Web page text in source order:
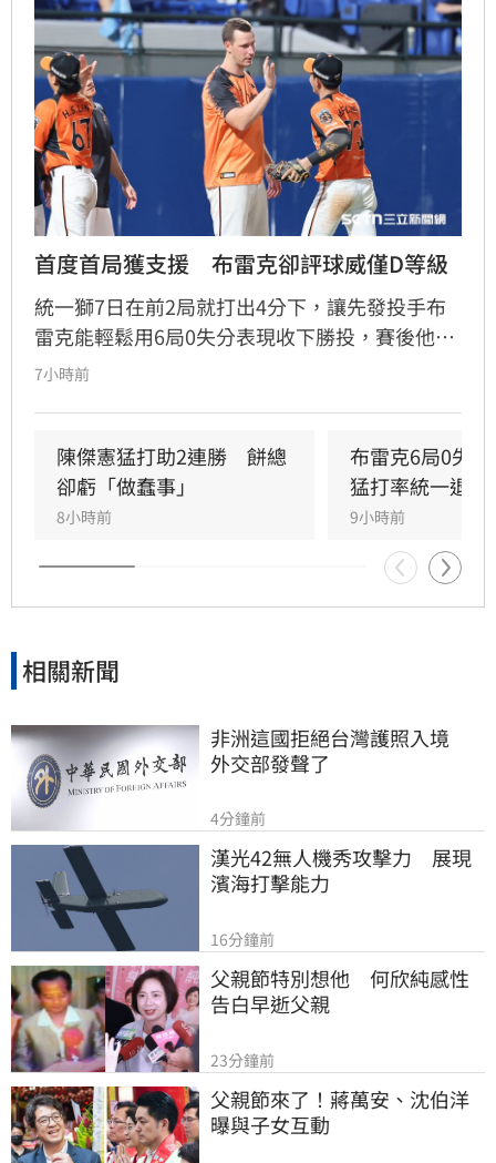
首度首局獲支援　布雷克卻評球威僅D等級
統一獅7日在前2局就打出4分下，讓先發投手布
雷克能輕鬆用6局0失分表現收下勝投，賽後他也
表示今晚投球特別輕鬆，但反而檢討自己的投球
7小時前
陳傑憲猛打助2連勝　餅總
卻虧「做蠢事」
8小時前
布雷克6局0失
猛打率統一退富
9小時前
相關新聞
非洲這國拒絕台灣護照入境
外交部發聲了
4分鐘前
漢光42無人機秀攻擊力　展現
濱海打擊能力
16分鐘前
父親節特別想他　何欣純感性
告白早逝父親
23分鐘前
父親節來了！蔣萬安、沈伯洋
曝與子女互動